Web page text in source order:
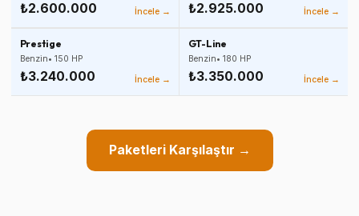
₺2.600.000 İncele → ₺2.925.000 İncele →
Prestige
Benzin• 150 HP
₺3.240.000 İncele →
GT-Line
Benzin• 180 HP
₺3.350.000 İncele →
Paketleri Karşılaştır →